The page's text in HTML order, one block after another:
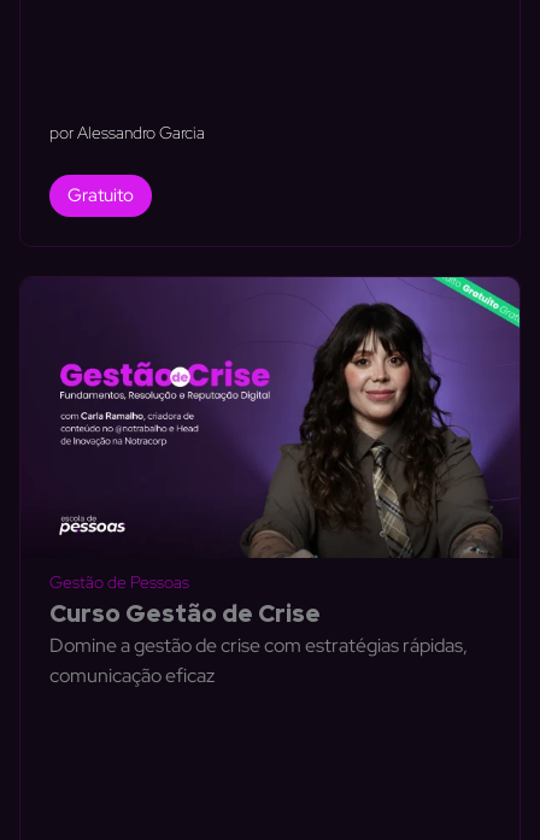
por Alessandro Garcia
Gratuito
Gestão de Pessoas
Curso Gestão de Crise
Domine a gestão de crise com estratégias rápidas,
comunicação eficaz